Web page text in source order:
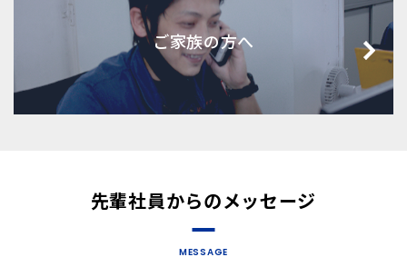
ご家族の方へ
先輩社員からのメッセージ
MESSAGE